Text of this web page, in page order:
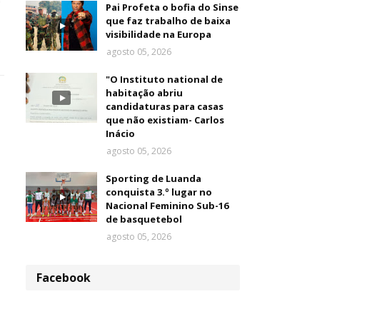
Pai Profeta o bofia do Sinse
que faz trabalho de baixa
visibilidade na Europa
agosto 05, 2026
"O Instituto national de
habitação abriu
candidaturas para casas
que não existiam- Carlos
Inácio
agosto 05, 2026
Sporting de Luanda
conquista 3.º lugar no
Nacional Feminino Sub-16
de basquetebol
agosto 05, 2026
Facebook